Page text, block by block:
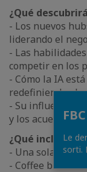
¿Qué
- Los nuevos
liderando el
- Las
competir en los
- Cómo la IA
redefiniendo el
- Su influencia
y los acuerdos
¿Qué incluye?
- Una sola clase:
- Coffee break
Le
sorti.